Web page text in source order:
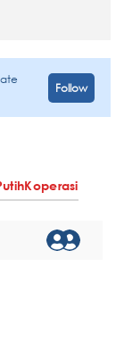
Follow
Koperasi